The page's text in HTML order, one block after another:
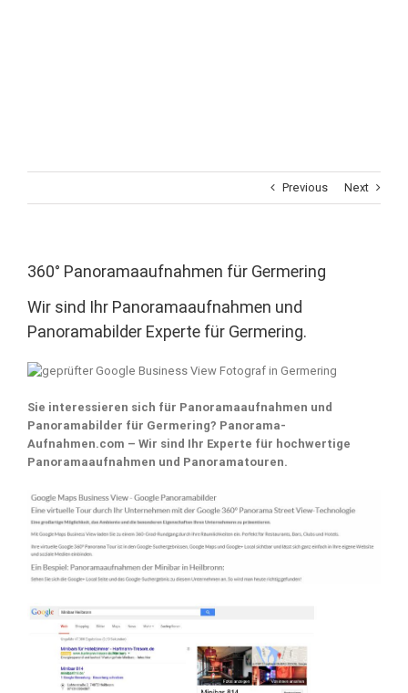
Previous Next
360° Panoramaaufnahmen für Germering
Wir sind Ihr Panoramaaufnahmen und
Panoramabilder Experte für Germering.
Sie interessieren sich für Panoramaaufnahmen und
Panoramabilder für Germering? Panorama-
Aufnahmen.com – Wir sind Ihr Experte für hochwertige
Panoramaaufnahmen und Panoramatouren.